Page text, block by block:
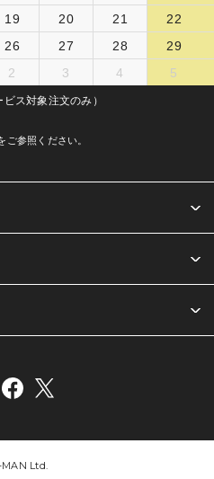
19 20 21
22
26 27 28
29
2 3 4 5
ス対象注文のみ）
参照ください。
Ltd.